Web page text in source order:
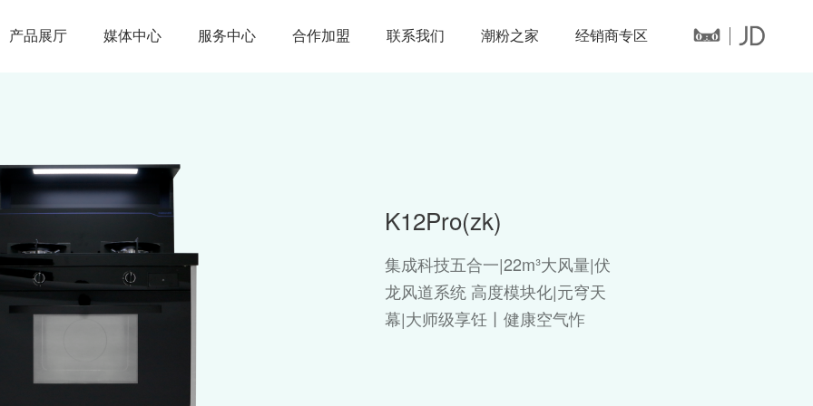
产品展厅 媒体中心 服务中心 合作加盟 联系我们 潮粉之家 经销商专区
K12Pro(zk)
集成科技五合一|22m³大风量|伏
龙风道系统 高度模块化|元穹天
幕|大师级享饪丨健康空气怍